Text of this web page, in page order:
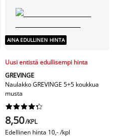
AINA EDULLINEN HINTA
Uusi entistä edullisempi hinta
GREVINGE
Naulakko GREVINGE 5+5 koukkua
musta






8,50/KPL
Edellinen hinta 10,- /kpl